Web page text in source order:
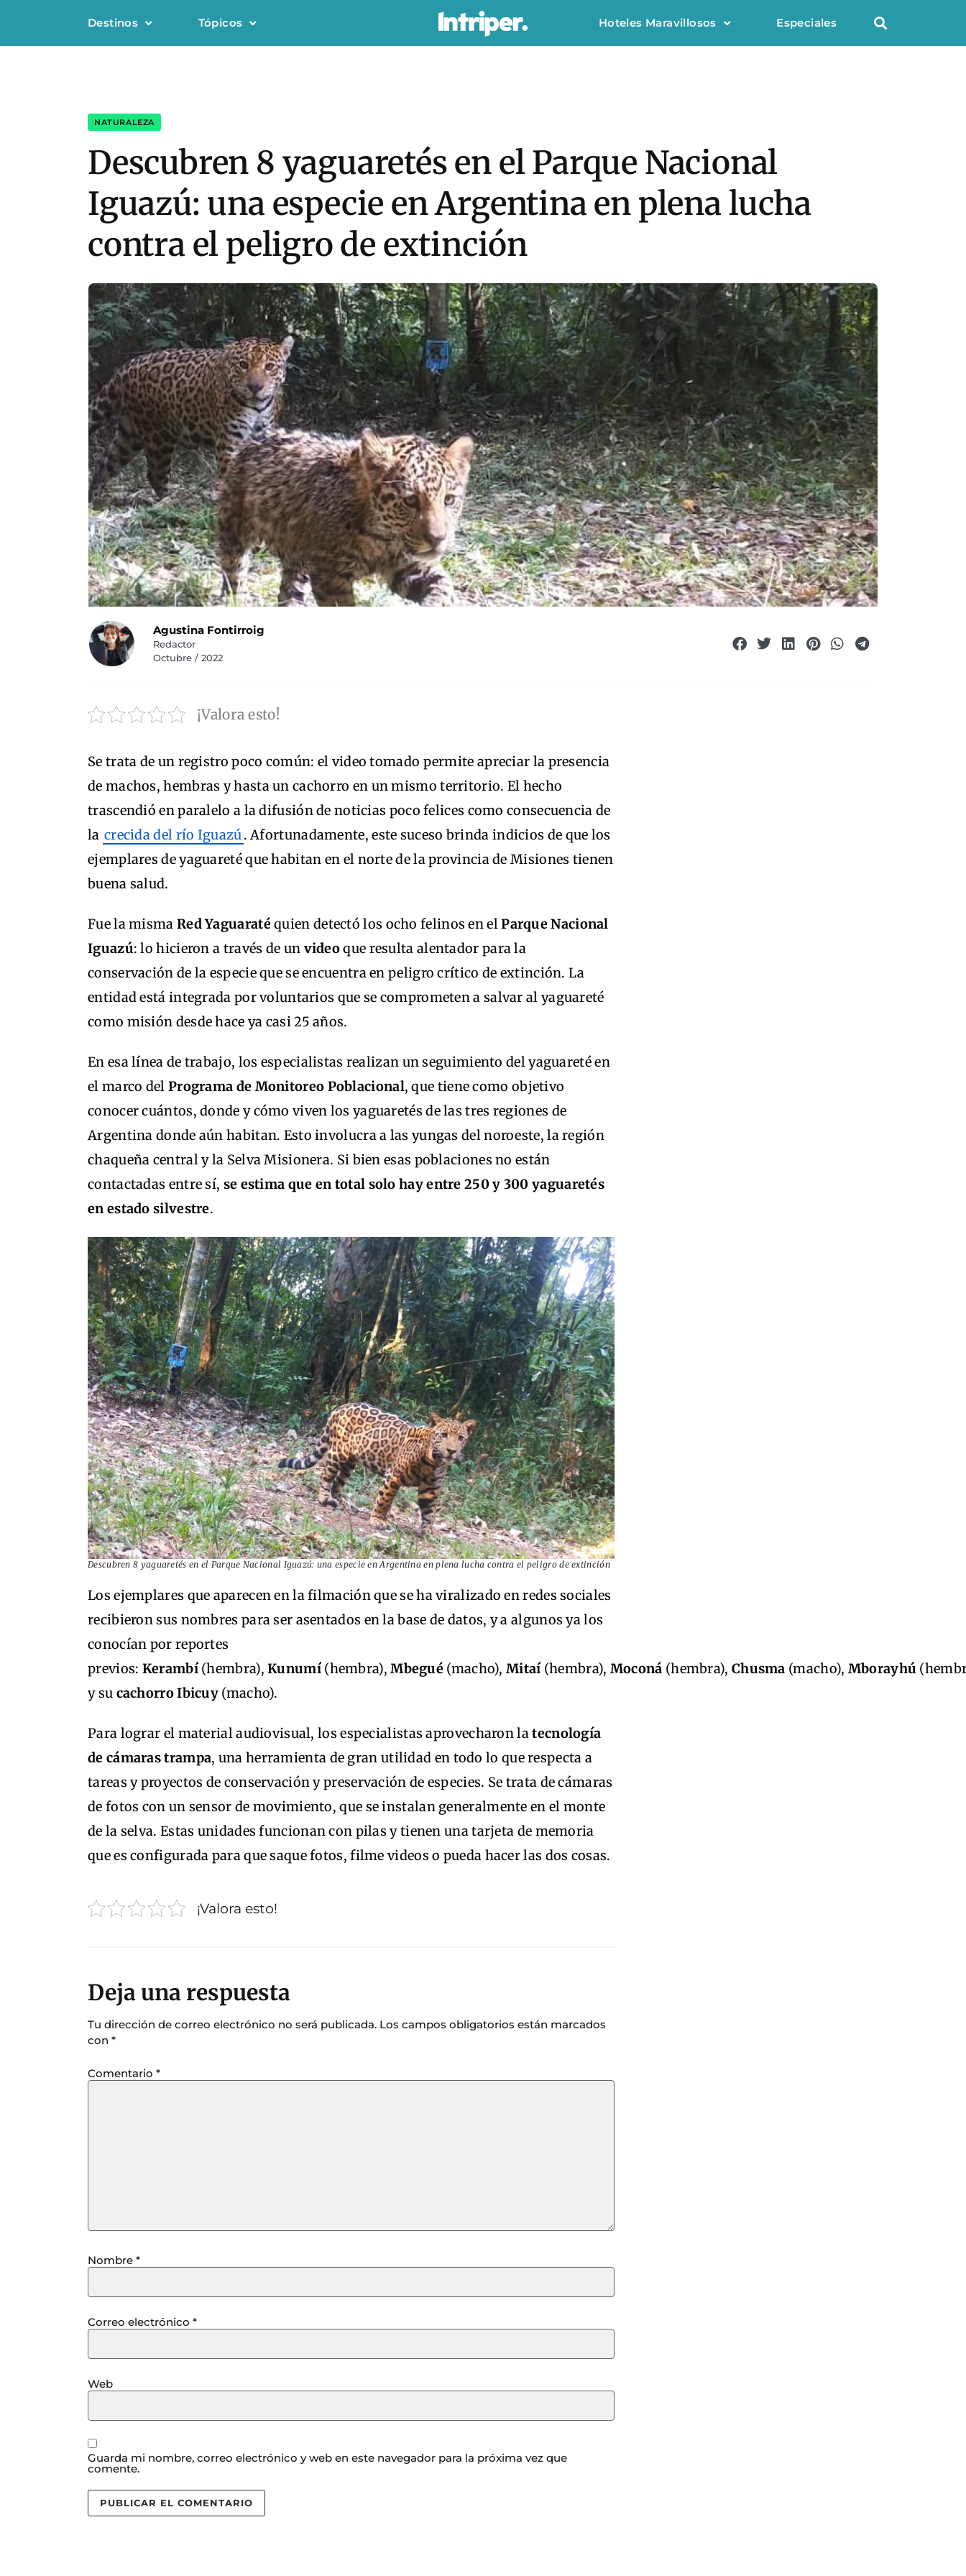
Destinos Tópicos Hoteles Maravillosos Especiales
NATURALEZA
Descubren 8 yaguaretés en el Parque Nacional
Iguazú: una especie en Argentina en plena lucha
contra el peligro de extinción
Agustina Fontirroig
Redactor
Octubre / 2022
¡Valora esto!
Se trata de un registro poco común: el video tomado permite apreciar la presencia
de machos, hembras y hasta un cachorro en un mismo territorio. El hecho
trascendió en paralelo a la difusión de noticias poco felices como consecuencia de
la crecida del río Iguazú. Afortunadamente, este suceso brinda indicios de que los
ejemplares de yaguareté que habitan en el norte de la provincia de Misiones tienen
buena salud.
Fue la misma Red Yaguaratéquien detectó los ocho felinos en elParque Nacional
Iguazú: lo hicieron a través de un videoque resulta alentador para la
conservación de la especie que se encuentra en peligro crítico de extinción. La
entidad está integrada por voluntarios que se comprometen a salvar al yaguareté
como misión desde hace ya casi 25 años.
En esa línea de trabajo, los especialistas realizan un seguimiento del yaguareté en
el marco del Programa de Monitoreo Poblacional, que tiene como objetivo
conocer cuántos, donde y cómo viven los yaguaretés de las tres regiones de
Argentina donde aún habitan. Esto involucra a las yungas del noroeste, la región
chaqueña central y la Selva Misionera. Si bien esas poblaciones no están
contactadas entre sí, se estima que en total solo hay entre 250 y 300 yaguaretés
en estado silvestre.
Descubren 8 yaguaretés en el Parque Nacional Iguazú: una especie en Argentina en plena lucha contra el peligro de extinción
Los ejemplares que aparecen en la filmación que se ha viralizado en redes sociales
recibieron sus nombres para ser asentados en la base de datos, y a algunos ya los
conocían por reportes
previos: Kerambí(hembra),Kunumí(hembra),Mbegué (macho),Mitaí (hembra), Moconá (hembra), Chusma (macho), Mborayhú
y su cachorro Ibicuy (macho).
Para lograr el material audiovisual, los especialistas aprovecharon latecnología
de cámaras trampa, una herramienta de gran utilidad en todo lo que respecta a
tareas y proyectos de conservación y preservación de especies. Se trata de cámaras
de fotos con un sensor de movimiento, que se instalan generalmente en el monte
de la selva. Estas unidades funcionan con pilas y tienen una tarjeta de memoria
que es configurada para que saque fotos, filme videos o pueda hacer las dos cosas.
¡Valora esto!
Deja una respuesta
Tu dirección de correo electrónico no será publicada. Los campos obligatorios están marcados
con *
Comentario *
Nombre *
Correo electrónico *
Web
Guarda mi nombre, correo electrónico y web en este navegador para la próxima vez que
comente.